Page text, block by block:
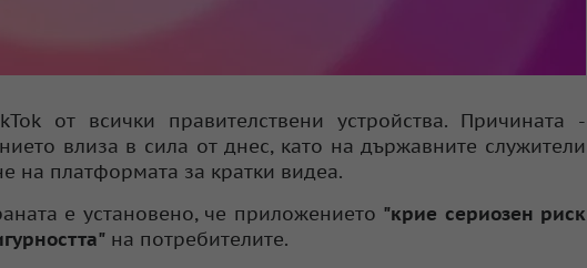
от всички правителствени устройства. Причината -
влиза в сила от днес, като на държавните служители
на платформата за кратки видеа.
е установено, че приложението "крие сериозен риск
на потребителите.